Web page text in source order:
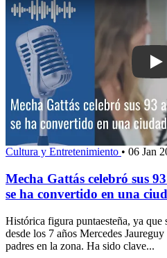
Cultura y Entretenimiento • 06 Jan
Mecha Gattás celebró sus
se ha convertido en una
Histórica figura puntaesteña, ya
desde los 7 años Mercedes
padres en la zona. Ha sido clave...